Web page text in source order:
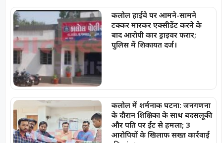
कलोल हाईवे पर आमने-सामने
टक्कर मारकर एक्सीडेंट करने के
बाद आरोपी कार ड्राइवर फरार;
पुलिस में शिकायत दर्ज।
कलोल में शर्मनाक घटना: जनगणना
के दौरान शिक्षिका के साथ बदसलूकी
और पति पर ईंट से हमला; 3
आरोपियों के खिलाफ सख्त कार्रवाई